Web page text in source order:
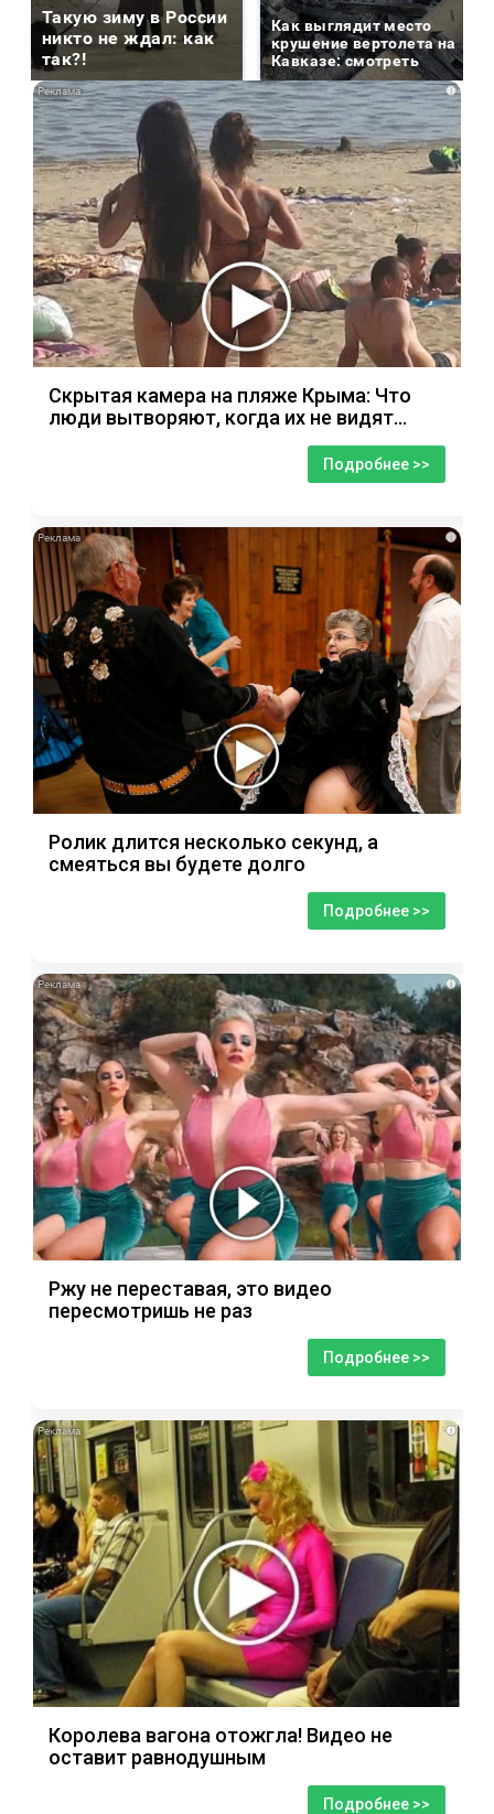
Такую зиму в России
никто не ждал: как
так?!
Как выглядит место
крушение вертолета на
Кавказе: смотреть
i
Скрытая камера на пляже Крыма: Что
люди вытворяют, когда их не видят...
Подробнее >>
i
Ролик длится несколько секунд, а
смеяться вы будете долго
Подробнее >>
i
Ржу не переставая, это видео
пересмотришь не раз
Подробнее >>
i
Королева вагона отожгла! Видео не
оставит равнодушным
Подробнее >>